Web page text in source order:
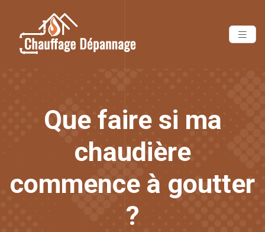
Que faire si ma
chaudière
commence à goutter
?